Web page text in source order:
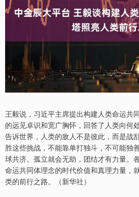
王毅说，习近平主席提出构建人类命运共
的远见卓识和宽广胸怀，回答了人类向何
告诉世界，人类的敌人不是彼此，而是战
胜这些挑战，不能靠单打独斗，不可能独
球共济。孤立就会无助，团结才有力量。
命运共同体理念的时代价值和真理力量，
类的前行之路。（新华社）